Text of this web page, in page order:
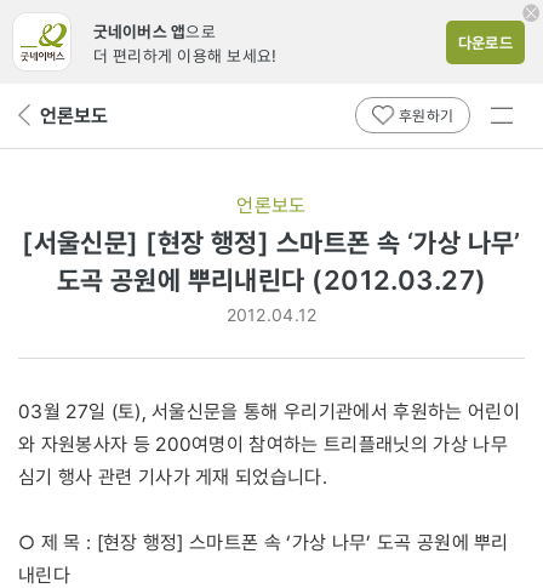
굿네이버스 앱으로
더 편리하게 이용해 보세요!
다운로드
뒤 언론보도 후원하기
전체
언론보도
[서울신문] [현장 행정] 스마트폰 속 ‘가상 나무’
도곡 공원에 뿌리내린다 (2012.03.27)
2012.04.12
03월 27일 (토), 서울신문을 통해 우리기관에서 후원하는 어린이
와 자원봉사자 등 200여명이 참여하는 트리플래닛의 가상 나무
심기 행사 관련 기사가 게재 되었습니다.
○ 제 목 : [현장 행정] 스마트폰 속 ‘가상 나무’ 도곡 공원에 뿌리
내린다